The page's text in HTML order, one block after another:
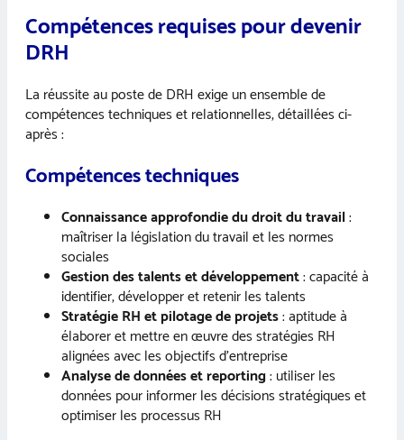
Compétences requises pour devenir
DRH
La réussite au poste de DRH exige un ensemble de
compétences techniques et relationnelles, détaillées ci-
après :
Compétences techniques
Connaissance approfondie du droit du travail:
maîtriser la législation du travail et les normes
sociales
Gestion des talents et développement: capacité à
identifier, développer et retenir les talents
Stratégie RH et pilotage de projets: aptitude à
élaborer et mettre en œuvre des stratégies RH
alignées avec les objectifs d’entreprise
Analyse de données et reporting: utiliser les
données pour informer les décisions stratégiques et
optimiser les processus RH